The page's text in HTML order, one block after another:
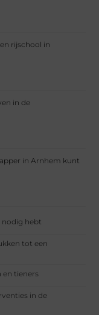
rijschool in
in de
in Arnhem kunt
nodig hebt
tot een
en tieners
in de